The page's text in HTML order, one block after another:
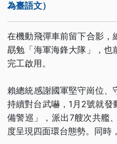
為臺語文）
在機動飛彈車前留下合影，
勗勉「海軍海鋒大隊」，也
完工啟用。
賴總統感謝國軍堅守崗位、
持續對台武嚇，1月2號就
備警巡」，派出7艘次共艦
度呈現四面環台態勢。同時